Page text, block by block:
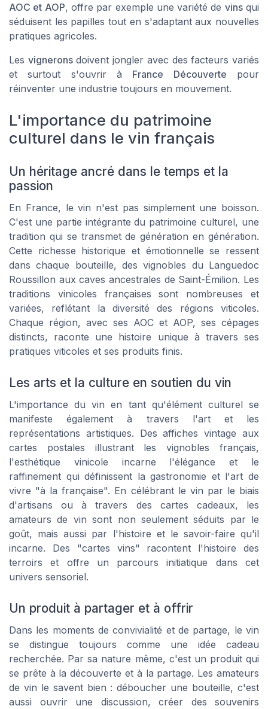
AOC et AOP, offre par exemple une variété de vinsqui
séduisent les papilles tout en s'adaptant aux nouvelles
pratiques agricoles.
Les vigneronsdoivent jongler avec des facteurs variés
et surtout s'ouvrir à France Découverte pour
réinventer une industrie toujours en mouvement.
L'importance du patrimoine
culturel dans le vin français
Un héritage ancré dans le temps et la
passion
En France, le vin n'est pas simplement une boisson.
C'est une partie intégrante du patrimoine culturel, une
tradition qui se transmet de génération en génération.
Cette richesse historique et émotionnelle se ressent
dans chaque bouteille, des vignobles du Languedoc
Roussillon aux caves ancestrales de Saint-Émilion. Les
traditions vinicoles françaises sont nombreuses et
variées, reflétant la diversité des régions viticoles.
Chaque région, avec ses AOC et AOP, ses cépages
distincts, raconte une histoire unique à travers ses
pratiques viticoles et ses produits finis.
Les arts et la culture en soutien du vin
L'importance du vin en tant qu'élément culturel se
manifeste également à travers l'art et les
représentations artistiques. Des affiches vintage aux
cartes postales illustrant les vignobles français,
l'esthétique vinicole incarne l'élégance et le
raffinement qui définissent la gastronomie et l'art de
vivre "à la française". En célébrant le vin par le biais
d'artisans ou à travers des cartes cadeaux, les
amateurs de vin sont non seulement séduits par le
goût, mais aussi par l'histoire et le savoir-faire qu'il
incarne. Des "cartes vins" racontent l'histoire des
terroirs et offre un parcours initiatique dans cet
univers sensoriel.
Un produit à partager et à offrir
Dans les moments de convivialité et de partage, le vin
se distingue toujours comme une idée cadeau
recherchée. Par sa nature même, c'est un produit qui
se prête à la découverte et à la partage. Les amateurs
de vin le savent bien : déboucher une bouteille, c'est
aussi ouvrir une discussion, créer des souvenirs